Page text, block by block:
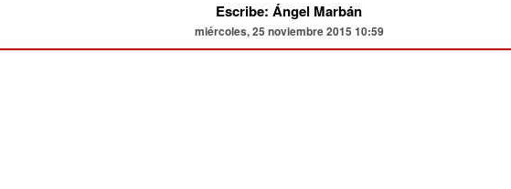
Escribe: Ángel Marbán
miércoles, 25 noviembre 2015 10:59